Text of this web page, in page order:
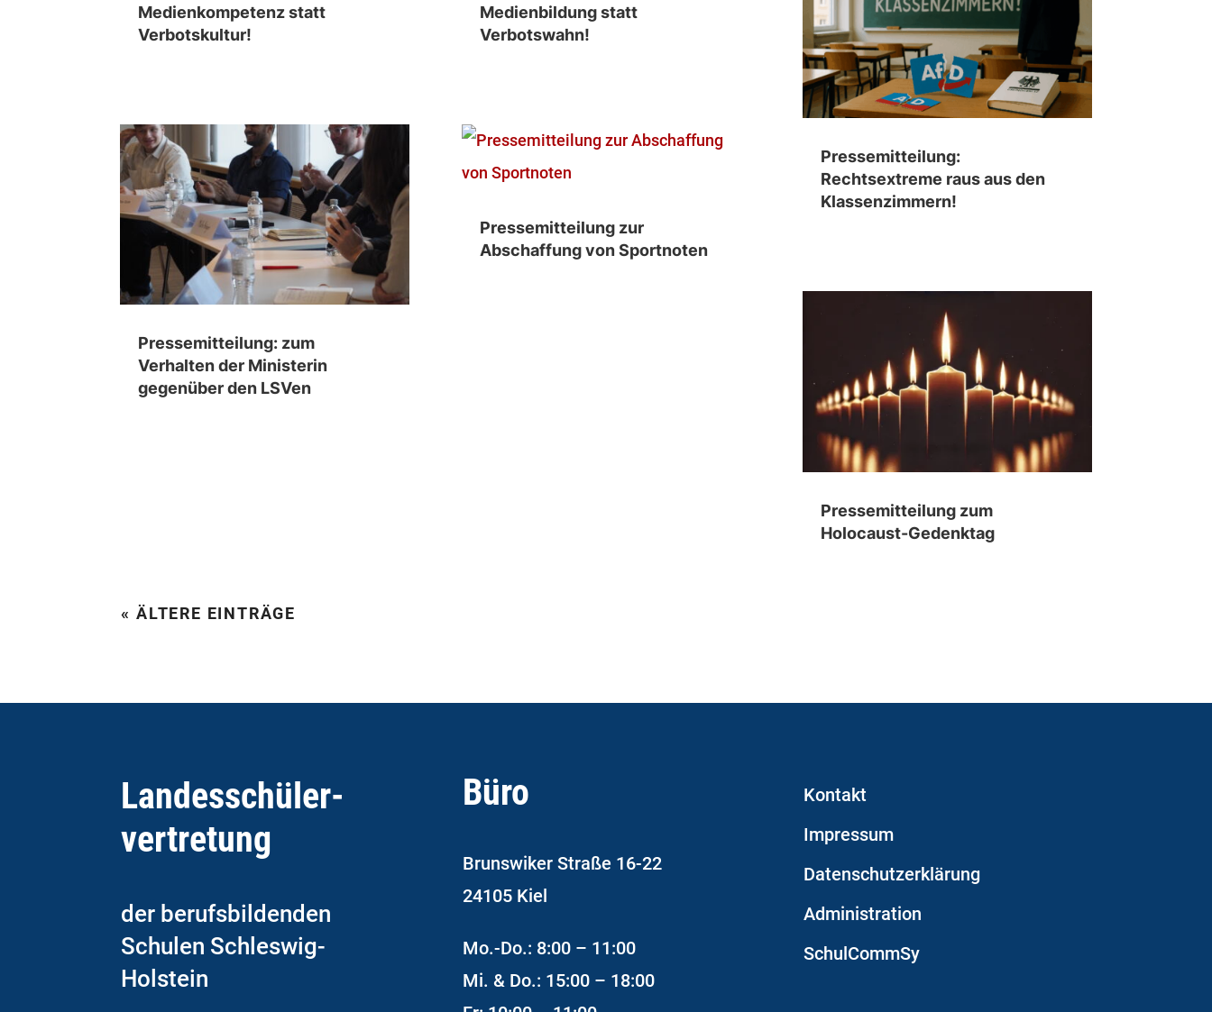
Medienkompetenz statt
Verbotskultur!
Pressemitteilung: zum
Verhalten der Ministerin
gegenüber den LSVen
Medienbildung statt
Verbotswahn!
Pressemitteilung zur
Abschaffung von Sportnoten
Pressemitteilung:
Rechtsextreme raus aus den
Klassenzimmern!
Pressemitteilung zum
Holocaust-Gedenktag
« ÄLTERE EINTRÄGE
Landesschüler­­
vertretung
der berufsbildenden
Schulen Schleswig-
Holstein
Büro
Brunswiker Straße 16-22
24105 Kiel
Mo.-Do.: 8:00 – 11:00
Mi. & Do.: 15:00 – 18:00
Kontakt
Impressum
Datenschutzerklärung
Administration
SchulCommSy